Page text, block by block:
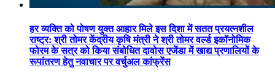
हर व्यक्ति को पोषण युक्त आहार मिले इस दिशा में सतत प्रयत्नशील
राष्ट्र: श्री तोमर केंद्रीय कृषि मंत्री ने श्री तोमर वर्ल्ड इकॉनोमिक
फोरम के सत्र को किया संबोधित दावोस एजेंडा में खाद्य प्रणालियों के
रूपांतरण हेतु नवाचार पर वर्चुअल कांफ्रेंस